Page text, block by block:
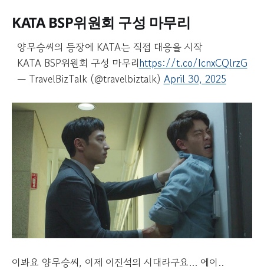
KATA BSP위원회 구성 마무리
양무승씨의 등장에 KATA는 직접 대응을 시작
KATA BSP위원회 구성 마무리https://t.co/IcnxCQlrzG
— TravelBizTalk (@travelbiztalk) April 30, 2025
이봐요 양무승씨, 이제 이진석의 시대라구요... 에이..